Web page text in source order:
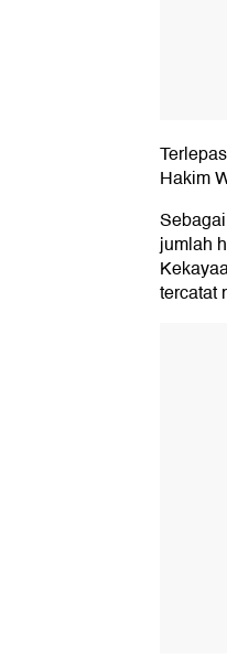
Hakim
jumlah
tercatat